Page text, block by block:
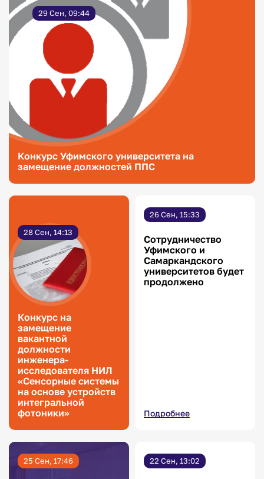
29 Сен, 09:44
Конкурс Уфимского университета на
замещение должностей ППС
28 Сен, 14:13
Конкурс на
замещение
вакантной
должности
инженера-
исследователя НИЛ
«Сенсорные системы
на основе устройств
интегральной
фотоники»
26 Сен, 15:33
Сотрудничество
Уфимского и
Самаркандского
университетов будет
продолжено
Подробнее
25 Сен, 17:46 22 Сен, 13:02